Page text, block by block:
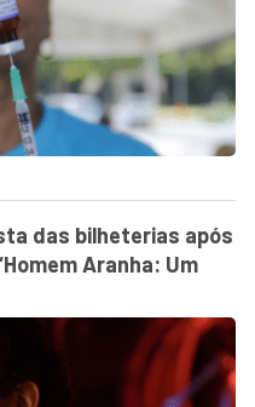
das bilheterias após
Aranha: Um